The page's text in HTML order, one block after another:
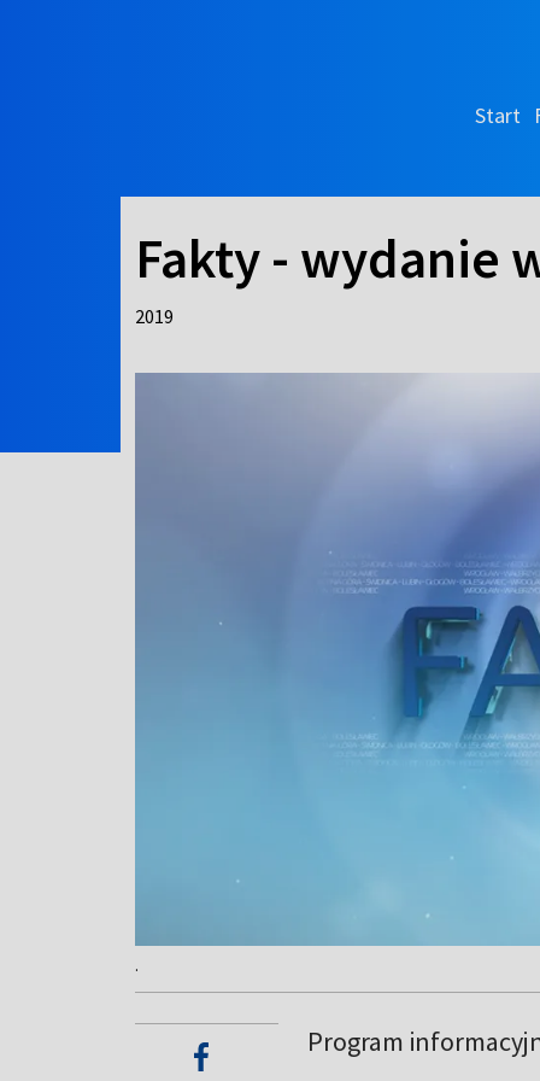
Start
Fakty - wydanie
2019
.
Program